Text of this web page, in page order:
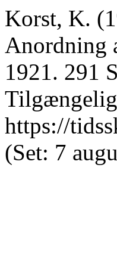
Korst, K.
Anordning
1921. 291
https://
(Set: 7